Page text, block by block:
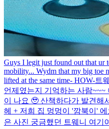
Guys I legit just found out that ur
mobility... Wydm that my big toe
lifted at the same time- HOW-트
언제였는지 기억하는 사람~~~
이 나요 🥹 산책하다가 발견해
헤 + 저희 집 멍멍이 '깜북이'
은 사진 궁금했던 트웨니 여